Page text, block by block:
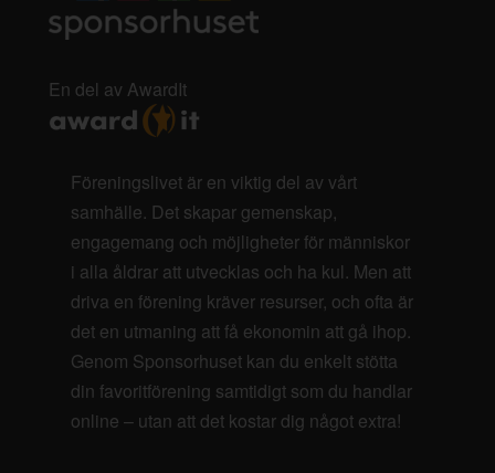
En del av AwardIt
Föreningslivet är en viktig del av vårt
samhälle. Det skapar gemenskap,
engagemang och möjligheter för människor
i alla åldrar att utvecklas och ha kul. Men att
driva en förening kräver resurser, och ofta är
det en utmaning att få ekonomin att gå ihop.
Genom Sponsorhuset kan du enkelt stötta
din favoritförening samtidigt som du handlar
online – utan att det kostar dig något extra!